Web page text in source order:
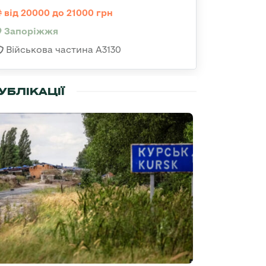
від 20000 до 21000 грн
Запоріжжя
Військова частина А3130